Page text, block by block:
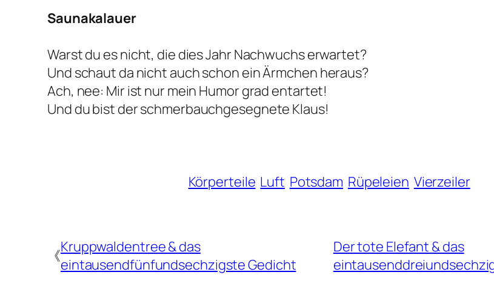
Saunakalauer
Warst du es nicht, die dies Jahr Nachwuchs erwartet?
Und schaut da nicht auch schon ein Ärmchen heraus?
Ach, nee: Mir ist nur mein Humor grad entartet!
Und du bist der schmerbauchgesegnete Klaus!
Körperteile Luft Potsdam Rüpeleien Vierzeiler
《Kruppwaldentree & das
eintausendfünfundsechzigste Gedicht
Der tote Elefant & das